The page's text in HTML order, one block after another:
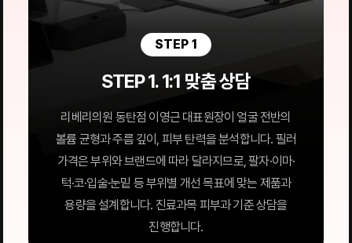
STEP 1
STEP 1. 1:1 맞춤 상담
리베리의원 동탄점 이영근 대표원장이 얼굴 전반의
볼륨 균형과 주름 깊이, 피부 탄력을 분석합니다. 필러
가격은 부위와 브랜드에 따라 달라지므로, 팔자·이마·
턱·코·입술·눈밑 등 부위별 개선 목표에 맞는 제품과
용량을 설계합니다. 진료과목 피부과 기준 상담을
진행합니다.